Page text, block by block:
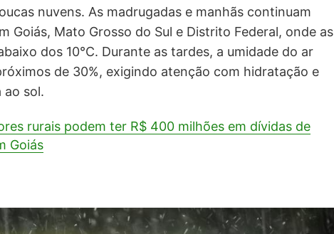
nuvens. As madrugadas e manhãs continuam
Goiás, Mato Grosso do Sul e Distrito Federal, onde as
dos 10°C. Durante as tardes, a umidade do ar
de 30%, exigindo atenção com hidratação e
ao sol.
rurais podem ter R$ 400 milhões em dívidas de
Goiás